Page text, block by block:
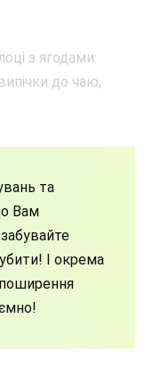
та
Вам
І окрема
поширення